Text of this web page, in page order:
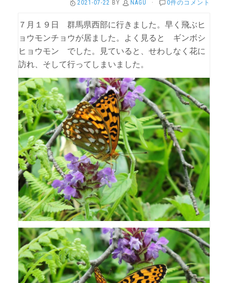
2021-07-22 BY NAGU · 0件のコメント
７月１９日 群馬県西部に行きました。早く飛ぶヒ
ョウモンチョウが居ました。よく見ると ギンボシ
ヒョウモン でした。見ていると、せわしなく花に
訪れ、そして行ってしまいました。